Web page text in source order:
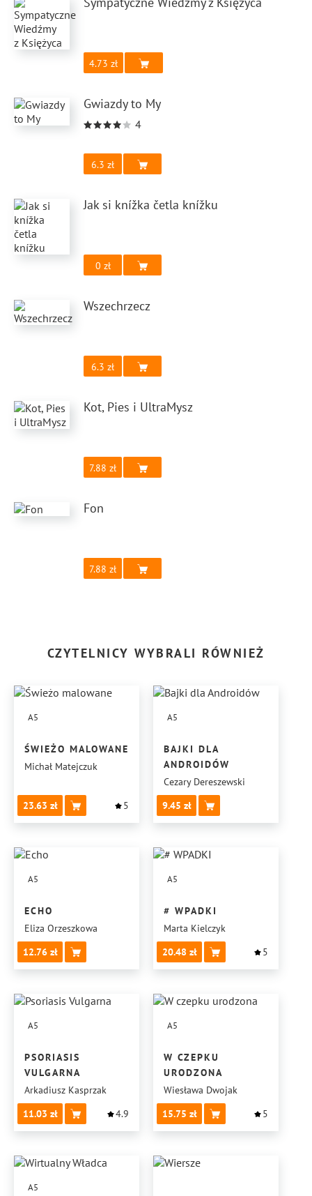
4.73
Gwiazdy to My
4
6.3
Jak si knížka četla knížku
0
Wszechrzecz
6.3
Kot, Pies i UltraMysz
7.88
Fon
7.88
CZYTELNICY WYBRALI RÓWNIEŻ
A5
ŚWIEŻO MALOWANE
Michał Matejczuk
23.63 5
A5
BAJKI DLA
ANDROIDÓW
Cezary Dereszewski
9.45
A5
ECHO
Eliza Orzeszkowa
12.76
A5
# WPADKI
Marta Kielczyk
20.48
5
A5
PSORIASIS
VULGARNA
Arkadiusz Kasprzak
11.03
4.9
A5
W CZEPKU
URODZONA
Wiesława Dwojak
15.75
5
A5